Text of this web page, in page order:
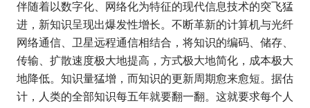
伴随着以数字化、网络化为特征的现代信息技术的突飞猛
进，新知识呈现出爆发性增长。不断革新的计算机与光纤
网络通信、卫星远程通信相结合，将知识的编码、储存、
传输、扩散速度极大地提高，方式极大地简化，成本极大
地降低。知识量猛增，而知识的更新周期愈来愈短。据估
计，人类的全部知识每五年就要翻一翻。这就要求每个人